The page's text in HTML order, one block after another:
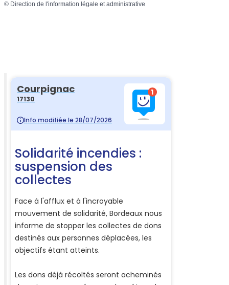
© Direction de l'information légale et administrative